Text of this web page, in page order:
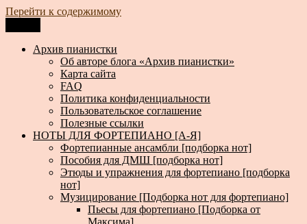
Перейти к содержимому
Архив пианистки
Всё для пианистов: ноты, книги, музыка, статьи…
Архив пианистки
Об авторе блога «Архив пианистки»
Карта сайта
FAQ
Политика конфиденциальности
Пользовательское соглашение
Полезные ссылки
НОТЫ ДЛЯ ФОРТЕПИАНО [А-Я]
Фортепианные ансамбли [подборка нот]
Пособия для ДМШ [подборка нот]
Этюды и упражнения для фортепиано [подборка
нот]
Музицирование [Подборка нот для фортепиано]
Пьесы для фортепиано [Подборка от
Максима]